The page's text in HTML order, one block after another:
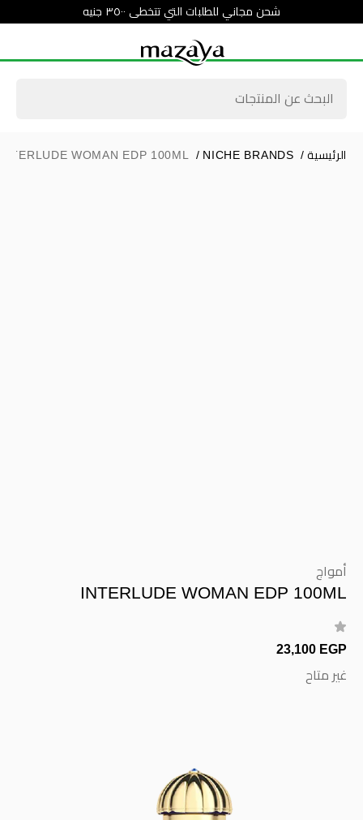
شحن مجاني للطلبات التي تتخطى ٣٥٠٠ جنيه
الرئيسية /
NICHE BRANDS
/
WOMAN EDP 100ML
أمواج
INTERLUDE WOMAN EDP 100ML
23,100 EGP
غير متاح